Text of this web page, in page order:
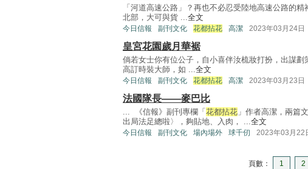
「河道高速公路」？再也不必忍受陸地高速公路的
北部，大可與貨 ...全文
今日信報 副刊文化 花都拈花 高潔 2023年03月24日
皇宮花園歲月華裾
倘若女士你有位公子，自小喜伴汝梳妝打扮，出謀
高訂時裝大師，如 ...全文
今日信報 副刊文化 花都拈花 高潔 2023年03月23日
法國隊長——麥巴比
... 《信報》副刊專欄「 花都拈花 」作者高潔，兩篇
出局法足總啦〉，夠貼地、入肉， ...全文
今日信報 副刊文化 場內場外 球千仞 2023年03月22
頁數： 1 2